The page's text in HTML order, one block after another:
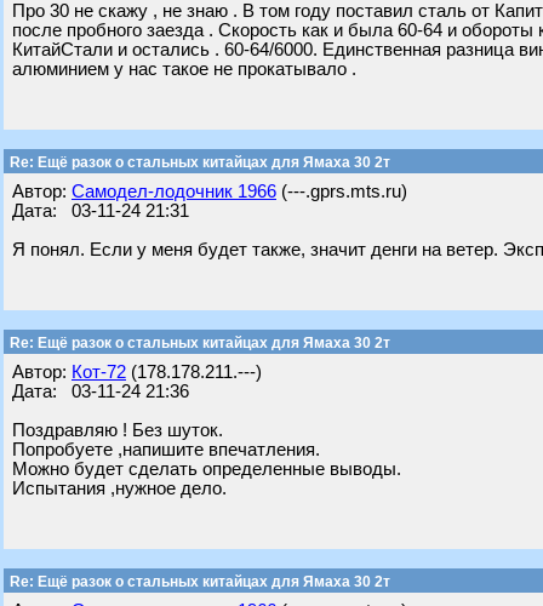
Про 30 не скажу , не знаю . В том году поставил сталь от
после пробного заезда . Скорость как и была 60-64 и
КитайСтали и остались . 60-64/6000. Единственная разница
алюминием у нас такое не прокатывало .
Re: Ещё разок о стальных китайцах для Ямаха 30 2т
Автор: Самодел-лодочник 1966 (---.gprs.mts.ru)
Дата: 03-11-24 21:31
Я понял. Если у меня будет также, значит денги на ветер.
Re: Ещё разок о стальных китайцах для Ямаха 30 2т
Автор: Кот-72 (178.178.211.---)
Дата: 03-11-24 21:36
Поздравляю ! Без шуток.
Попробуете ,напишите впечатления.
Можно будет сделать определенные выводы.
Испытания ,нужное дело.
Re: Ещё разок о стальных китайцах для Ямаха 30 2т